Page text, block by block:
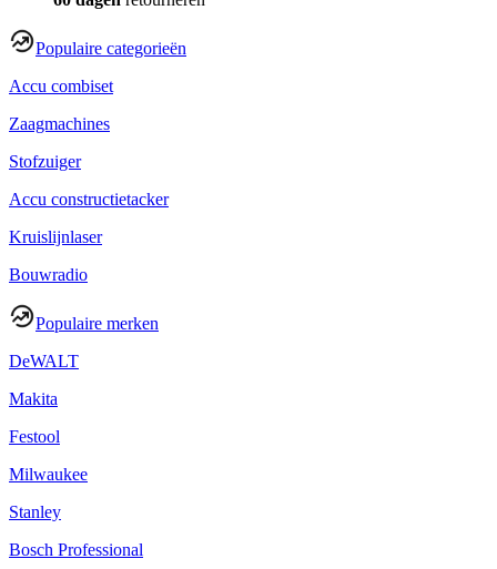
Populaire categorieën
Accu combiset
Zaagmachines
Stofzuiger
Accu constructietacker
Kruislijnlaser
Bouwradio
Populaire merken
DeWALT
Makita
Festool
Milwaukee
Stanley
Bosch Professional